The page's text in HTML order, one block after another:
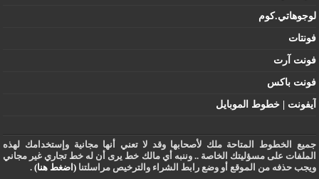
لوجوهاتي.كوم
فونتات
فونت آرت
فونت باكس
آيفونت | خطوط الموبايل
جميع الخطوط المتاحة ملك لأصحابها وقد لا تعني أنها مجانية وإستخدامك لهذه
الملفات على مسؤليتك الخاصة .. وننبه أي مالك خط يرى أن له خط تجاري غير مجاني
ويجب حذفه من الموقع أو وضع رابط الشراء والترخيص مراسلتنا(اضغط هنا) .